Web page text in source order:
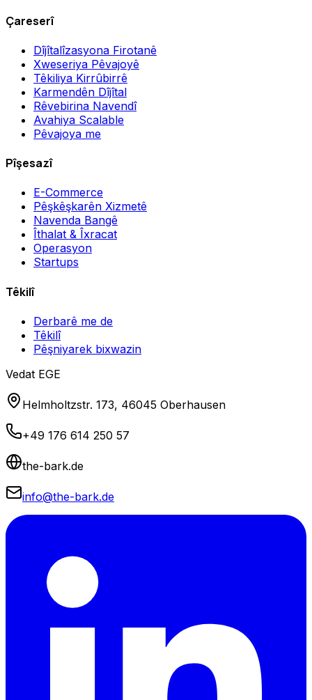
Çareserî
Dîjîtalîzasyona Firotanê
Xweseriya Pêvajoyê
Têkiliya Kirrûbirrê
Karmendên Dîjîtal
Rêvebirina Navendî
Avahiya Scalable
Pêvajoya me
Pîşesazî
E-Commerce
Pêşkêşkarên Xizmetê
Navenda Bangê
Îthalat & Îxracat
Operasyon
Startups
Têkilî
Derbarê me de
Têkilî
Pêşniyarek bixwazin
Vedat EGE
Helmholtzstr. 173, 46045 Oberhausen
+49 176 614 250 57
the-bark.de
info@the-bark.de